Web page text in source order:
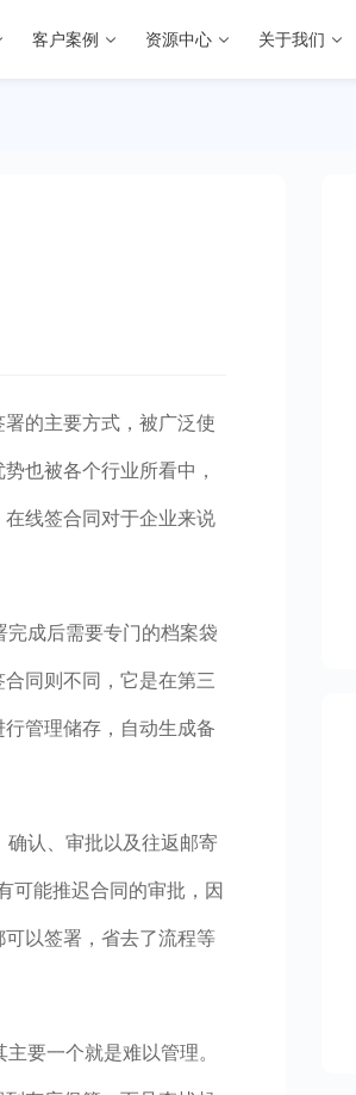
客户案例 资源中心 关于我们
的主要方式，被广泛使
也被各个行业所看中，
线签合同对于企业来说
成后需要专门的档案袋
同则不同，它是在第三
行管理储存，自动生成备
认、审批以及往返邮寄
可能推迟合同的审批，因
以签署，省去了流程等
要一个就是难以管理。